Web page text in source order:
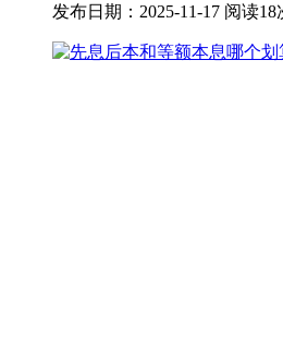
发布日期：2025-11-17 阅读18